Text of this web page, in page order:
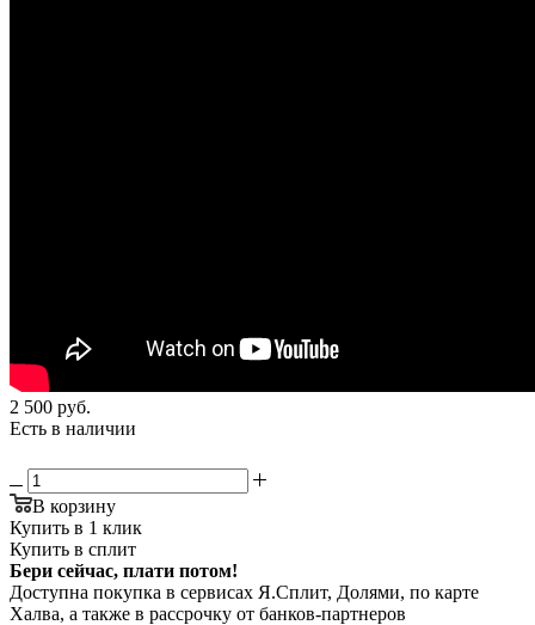
2 500 руб.
Есть в наличии
В корзину
Купить в 1 клик
Купить в сплит
Бери сейчас, плати потом!
Доступна покупка в сервисах Я.Сплит, Долями, по карте
Халва, а также в рассрочку от банков-партнеров